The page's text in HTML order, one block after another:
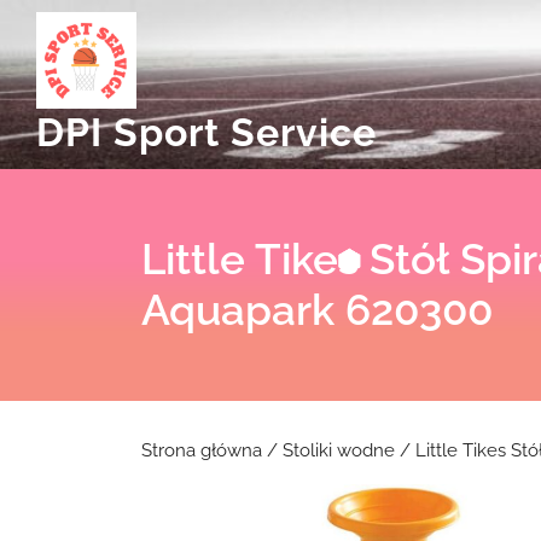
content
DPI Sport Service
Little Tikes Stół
Aquapark 620300
Strona główna / Stoliki wodne / Little Tikes